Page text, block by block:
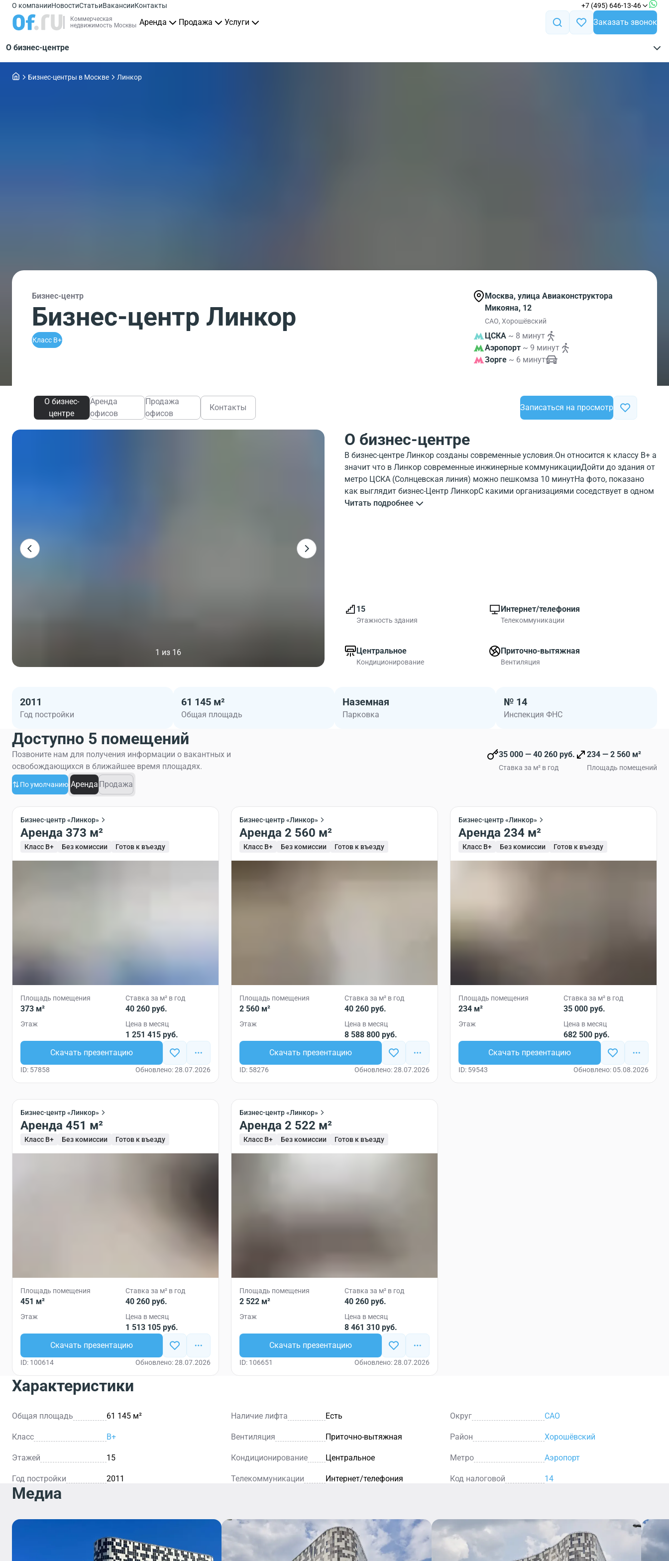
О компанииНовостиСтатьиВакансииКонтакты +7 (495) 646-13-46
Коммерческая
недвижимость Москвы Аренда Продажа Услуги Заказать звонок
О бизнес-центре
Бизнес-центры в Москве Линкор
Бизнес-центр
Бизнес-центр Линкор
Класс B+
Москва, улица Авиаконструктора
Микояна, 12
САО, Хорошёвский
ЦСКА ~ 8 минут
Аэропорт ~ 9 минут
Зорге ~ 6 минут
О бизнес-
центре
Аренда
офисов
Продажа
офисов
Контакты Записаться на просмотр
1 из 16
О бизнес-центре
В бизнес-центре Линкор созданы современные условия.Он относится к классу B+ а
значит что в Линкор современные инжинерные коммуникацииДойти до здания от
метро ЦСКА (Солнцевская линия) можно пешкомза 10 минутНа фото, показано
как выглядит бизнес-Центр ЛинкорС какими организациями соседствует в одном
районе бизнес-Центр Линкор можно посмотрев на карте.Линкор обладает
Читать подробнее
15
Этажность здания
Интернет/телефония
Телекоммуникации
Центральное
Кондиционирование
Приточно-вытяжная
Вентиляция
2011
Год постройки
61 145 м²
Общая площадь
Наземная
Парковка
№ 14
Инспекция ФНС
Доступно 5 помещений
Позвоните нам для получения информации о вакантных и
освобождающихся в ближайшее время площадях.
35 000 — 40 260 руб.
Ставка за м² в год
234 — 2 560 м²
Площадь помещений
По умолчанию Аренда Продажа
Бизнес-центр «Линкор»
Аренда 373 м²
Класс B+ Без комиссии Готов к въезду
Площадь помещения
373 м²
Ставка за м² в год
40 260 руб.
Этаж Цена в месяц
1 251 415 руб.
Скачать презентацию
ID: 57858 Обновлено: 28.07.2026
Бизнес-центр «Линкор»
Аренда 2 560 м²
Класс B+ Без комиссии Готов к въезду
Площадь помещения
2 560 м²
Ставка за м² в год
40 260 руб.
Этаж Цена в месяц
8 588 800 руб.
Скачать презентацию
ID: 58276 Обновлено: 28.07.2026
Бизнес-центр «Линкор»
Аренда 234 м²
Класс B+ Без комиссии Готов к въезду
Площадь помещения
234 м²
Ставка за м² в год
35 000 руб.
Этаж Цена в месяц
682 500 руб.
Скачать презентацию
ID: 59543 Обновлено: 05.08.2026
Бизнес-центр «Линкор»
Аренда 451 м²
Класс B+ Без комиссии Готов к въезду
Площадь помещения
451 м²
Ставка за м² в год
40 260 руб.
Этаж Цена в месяц
1 513 105 руб.
Скачать презентацию
ID: 100614 Обновлено: 28.07.2026
Бизнес-центр «Линкор»
Аренда 2 522 м²
Класс B+ Без комиссии Готов к въезду
Площадь помещения
2 522 м²
Ставка за м² в год
40 260 руб.
Этаж Цена в месяц
8 461 310 руб.
Скачать презентацию
ID: 106651 Обновлено: 28.07.2026
Характеристики
Общая площадь 61 145 м² Наличие лифта Есть Округ САО
Класс B+ Вентиляция Приточно-вытяжная Район Хорошёвский
Этажей 15 Кондиционирование Центральное Метро Аэропорт
Год постройки 2011 Телекоммуникации Интернет/телефония Код налоговой 14
Медиа